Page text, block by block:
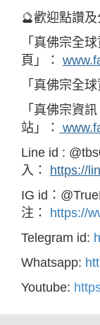
🔮歡迎點讚及
「真佛宗全
頁」：
「真佛宗全
「真佛宗資訊
站」：
Line id :
入： https://
IG id：
注： https://
Telegram id:
Whatsapp:
Youtube: